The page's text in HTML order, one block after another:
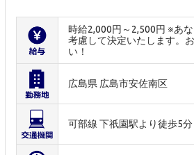
時給2,000円～2,500円 ※あ
考慮して決定いたします。
い！
広島県 広島市安佐南区
可部線 下祇園駅より徒歩5分